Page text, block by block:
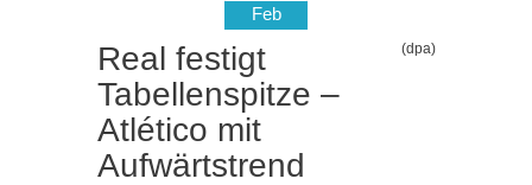
Feb
Real festigt
Tabellenspitze –
Atlético mit
Aufwärtstrend
(dpa)